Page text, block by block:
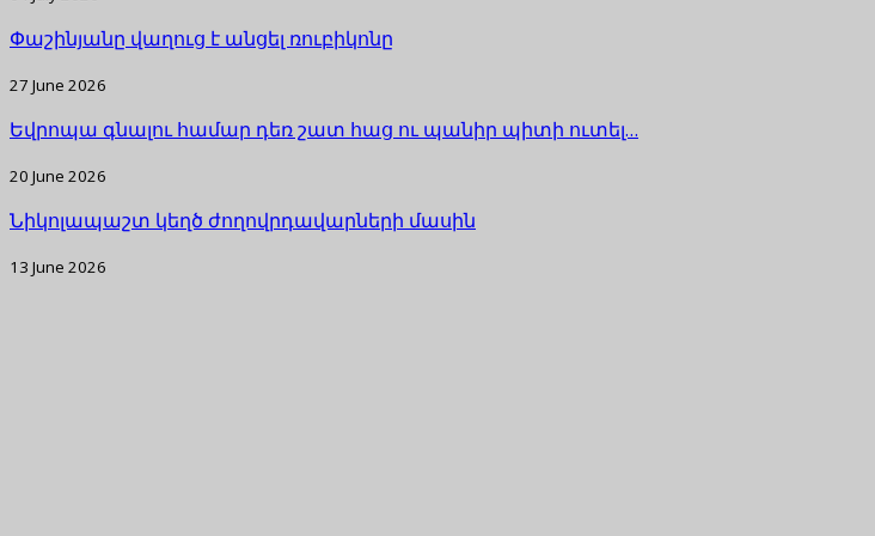
Փաշինյանը վաղուց է անցել ռուբիկոնը
27 June 2026
Եվրոպա գնալու համար դեռ շատ հաց ու պանիր պիտի ուտել…
20 June 2026
Նիկոլապաշտ կեղծ ժողովրդավարների մասին
13 June 2026